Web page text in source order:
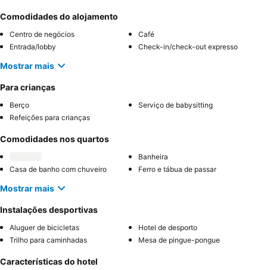
Comodidades do alojamento
Centro de negócios
Café
Entrada/lobby
Check-in/check-out expresso
Mostrar mais
Para crianças
Berço
Serviço de babysitting
Refeições para crianças
Comodidades nos quartos
Banheira
Casa de banho com chuveiro
Ferro e tábua de passar
Mostrar mais
Instalações desportivas
Aluguer de bicicletas
Hotel de desporto
Trilho para caminhadas
Mesa de pingue-pongue
Características do hotel